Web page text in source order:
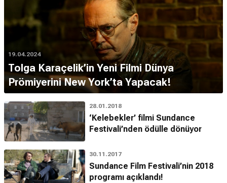
19.04.2024
Tolga Karaçelik’in Yeni Filmi Dünya
Prömiyerini New York’ta Yapacak!
28.01.2018
‘Kelebekler’ filmi Sundance
Festivali’nden ödülle dönüyor
30.11.2017
Sundance Film Festivali’nin 2018
programı açıklandı!